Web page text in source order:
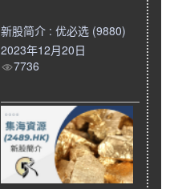
新股简介 : 优必选 (9880)
2023年12月20日
7736